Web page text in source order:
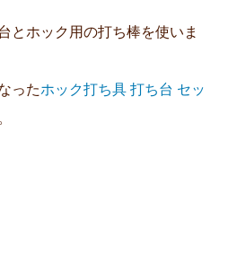
とホック用の打ち棒を使いま
ったホック打ち具 打ち台 セッ